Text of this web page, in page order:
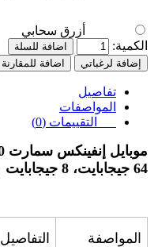
أزرق سحابي
الكمية:
اضافة للسلة
إضافة لرغباتي
اضافة للمقارنة
تفاصيل
المواصفات
التقييمات (0)
موبايل إنفينكس سمارت 20
64 جيجابايت،
8 جيجابايت
المواصفة التفاصيل